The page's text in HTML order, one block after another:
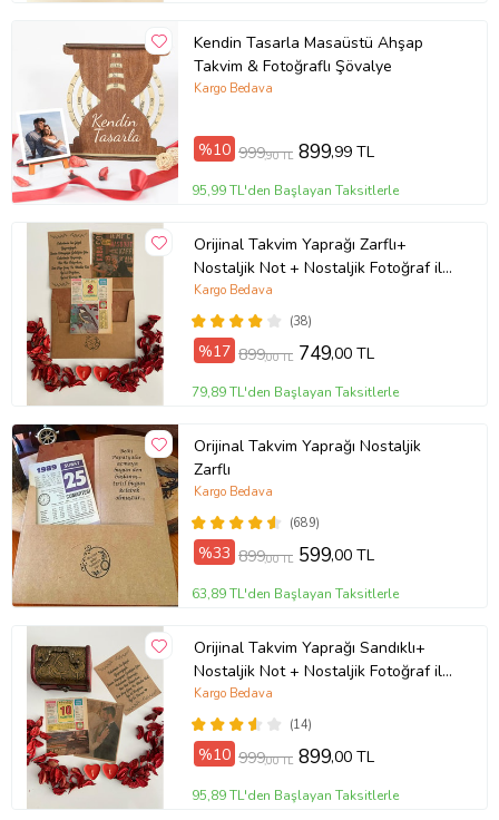
Kendin Tasarla Masaüstü Ahşap
Takvim & Fotoğraflı Şövalye
Kargo Bedava
%10 999,90 TL 899,99 TL
95,99 TL'den Başlayan Taksitlerle
Orijinal Takvim Yaprağı Zarflı+
Nostaljik Not + Nostaljik Fotoğraf ile
birlikte UNUTULMAYACAK BİR
HEDİYE . (Doğum günü-Tanışma-
Yıldönümü Tarihleri)
(38)
Kargo Bedava
%17 899,00 TL 749,00 TL
79,89 TL'den Başlayan Taksitlerle
Orijinal Takvim Yaprağı Nostaljik
Zarflı
(689)
Kargo Bedava
%33 899,00 TL 599,00 TL
63,89 TL'den Başlayan Taksitlerle
Orijinal Takvim Yaprağı Sandıklı+
Nostaljik Not + Nostaljik Fotoğraf ile
birlikte UNUTULMAYACAK BİR
HEDİYE
(14)
Kargo Bedava
%10 999,00 TL 899,00 TL
95,89 TL'den Başlayan Taksitlerle